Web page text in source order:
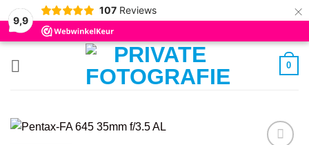
9,9
107 Reviews ×
0